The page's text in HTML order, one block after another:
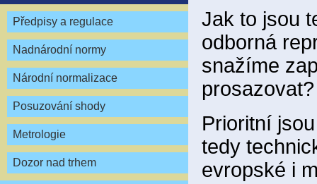
Předpisy a regulace
Nadnárodní normy
Národní normalizace
Posuzování shody
Metrologie
Dozor nad trhem
Jak to jsou
odborná
snažíme
prosazovat?
Prioritní
tedy
evropské i